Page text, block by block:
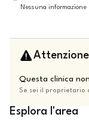
Nessuna informazione
Attenzione
Questa clinica
Se sei il proprietario
Esplora l'area